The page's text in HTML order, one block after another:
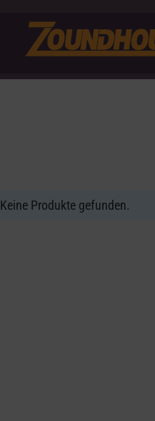
Keine Produkte gefunden.